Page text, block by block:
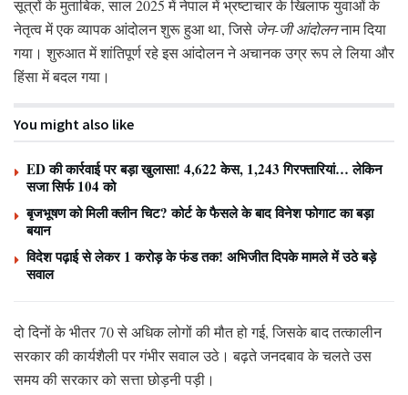
सूत्रों के मुताबिक, साल 2025 में नेपाल में भ्रष्टाचार के खिलाफ युवाओं के
नेतृत्व में एक व्यापक आंदोलन शुरू हुआ था, जिसे जेन-जी आंदोलननाम दिया
गया। शुरुआत में शांतिपूर्ण रहे इस आंदोलन ने अचानक उग्र रूप ले लिया और
हिंसा में बदल गया।
You might also like
ED की कार्रवाई पर बड़ा खुलासा! 4,622 केस, 1,243 गिरफ्तारियां… लेकिन
सजा सिर्फ 104 को
बृजभूषण को मिली क्लीन चिट? कोर्ट के फैसले के बाद विनेश फोगाट का बड़ा
बयान
विदेश पढ़ाई से लेकर 1 करोड़ के फंड तक! अभिजीत दिपके मामले में उठे बड़े
सवाल
दो दिनों के भीतर 70 से अधिक लोगों की मौत हो गई, जिसके बाद तत्कालीन
सरकार की कार्यशैली पर गंभीर सवाल उठे। बढ़ते जनदबाव के चलते उस
समय की सरकार को सत्ता छोड़नी पड़ी।